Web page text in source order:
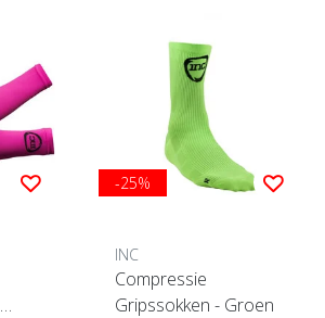
-25%
INC
Compressie
Gripssokken - Groen